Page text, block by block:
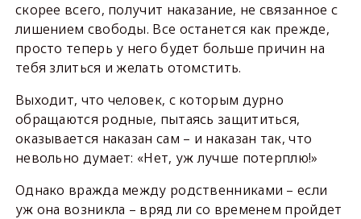
скорее всего, получит наказание, не связанное с
лишением свободы. Все останется как прежде,
просто теперь у него будет больше причин на
тебя злиться и желать отомстить.
Выходит, что человек, с которым дурно
обращаются родные, пытаясь защититься,
оказывается наказан сам – и наказан так, что
невольно думает: «Нет, уж лучше потерплю!»
Однако вражда между родственниками – если
уж она возникла – вряд ли со временем пройдет